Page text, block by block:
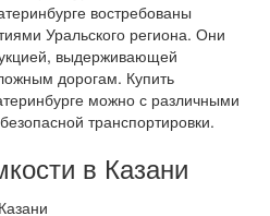
востребованы
Уральского региона. Они
выдерживающей
дорогам. Купить
можно с различными
транспортировки.
в Казани